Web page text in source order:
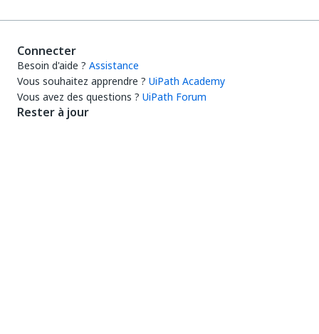
Connecter
Besoin d'aide ? Assistance
Vous souhaitez apprendre ? UiPath Academy
Vous avez des questions ? UiPath Forum
Rester à jour